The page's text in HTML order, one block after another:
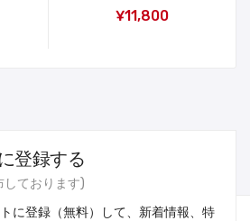
¥11,800
登録する
しております)
に登録（無料）して、新着情報、特